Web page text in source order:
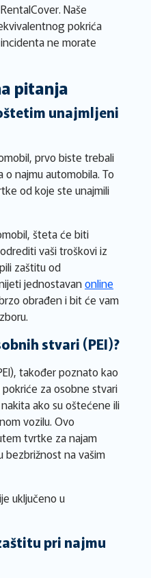
Naše
pokrića
ne morate
pitanja
unajmljeni
prvo biste trebali
najmu automobila. To
od koje ste unajmili
šteta će biti
vaši troškovi iz
zaštitu od
jednostavanonline
obrađen i bit će vam
stvari (PEI)?
također poznato kao
za osobne stvari
ako su oštećene ili
vozilu. Ovo
tvrtke za najam
bezbrižnost na vašim
uključeno u
pri najmu